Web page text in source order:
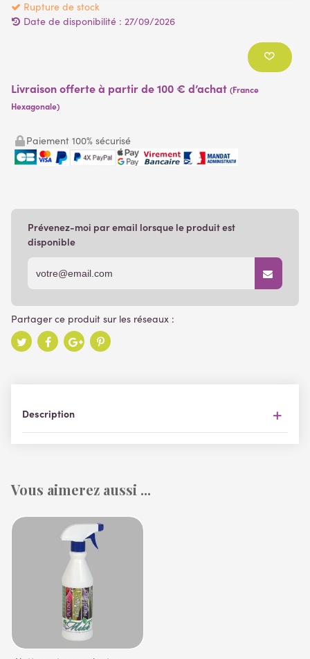
Rupture de stock
Date de disponibilité : 27/09/2026
Livraison offerte à partir de 100 € d’achat (France
Hexagonale)
Paiement 100% sécurisé
Prévenez-moi par email lorsque le produit est
disponible
Description
Vous aimerez aussi ...